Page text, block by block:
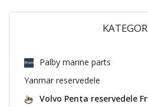
Palby marine parts
Yanmar reservedele
Volvo Penta reservedele